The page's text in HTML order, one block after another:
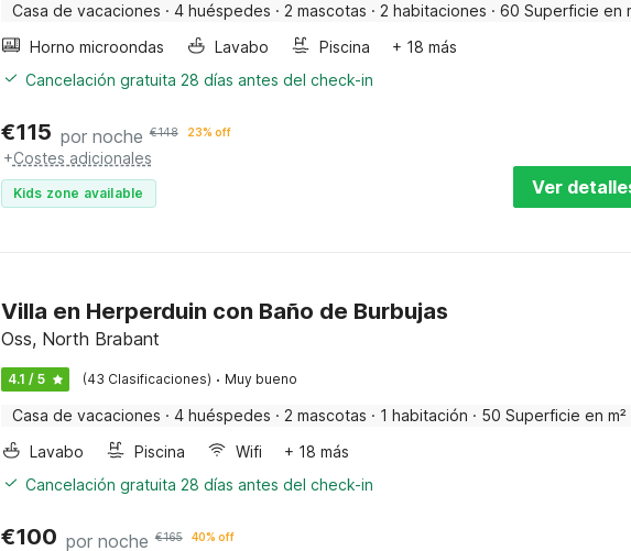
Casa de vacaciones · 4 huéspedes · 2 mascotas · 2 habitaciones · 60 Superficie en
Horno microondas
Lavabo Piscina
+ 18 más
Cancelación gratuita 28 días antes del check-in
€115 por noche €148 23% off
+Costes adicionales
Kids zone available Ver
Villa en Herperduin con Baño de Burbujas
Oss, North Brabant
4.1 / 5 (43 Clasificaciones) · Muy bueno
Casa de vacaciones · 4 huéspedes · 2 mascotas · 1 habitación · 50 Superficie en m²
Lavabo
Piscina Wifi
+ 18 más
Cancelación gratuita 28 días antes del check-in
€100 por noche €165 40% off